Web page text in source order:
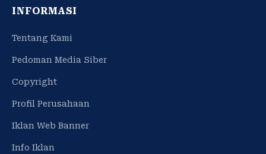
INFORMASI
Tentang Kami
Pedoman Media Siber
Copyright
Profil Perusahaan
Iklan Web Banner
Info Iklan